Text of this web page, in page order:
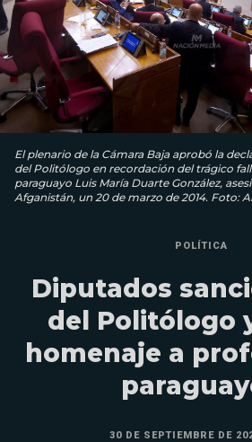
El plenario de la Cámara Baja aprobó la
del Politólogo en recordación del trágico
paraguayo Luis María Duarte González,
Afganistán, un 20 de marzo de 2014. Foto:
POLÍTICA
Diputados
del Politólogo
homenaje a
30 DE SEPTIEMBRE DE